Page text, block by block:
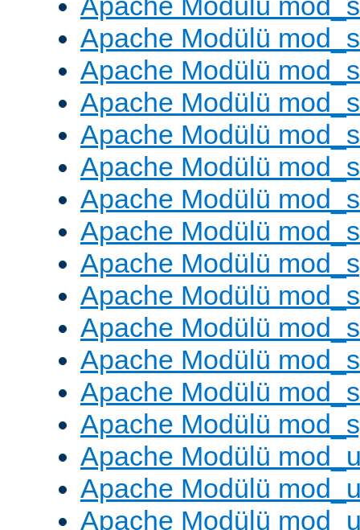
Apache Modülü
Apache Modülü
Apache Modülü
Apache Modülü
Apache Modülü
Apache Modülü
Apache Modülü
Apache Modülü
Apache Modülü
Apache Modülü
Apache Modülü
Apache Modülü
Apache Modülü
Apache Modülü
Apache Modülü
Apache Modülü